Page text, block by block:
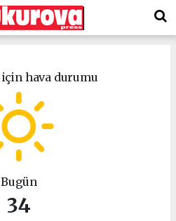
için hava durumu
Bugün
34